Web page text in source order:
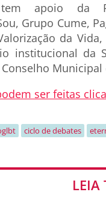
apoio da
Grupo Cume,
da
institucional da
Conselho
ser feitas
ciclo de debates
LEIA